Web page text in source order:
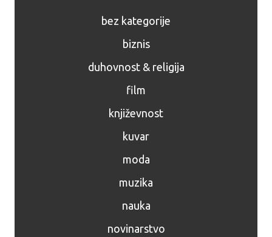
bez kategorije
biznis
duhovnost & religija
film
književnost
kuvar
moda
muzika
nauka
novinarstvo